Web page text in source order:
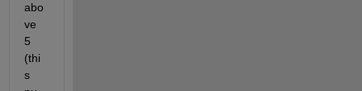
abo
ve
5
(thi
s